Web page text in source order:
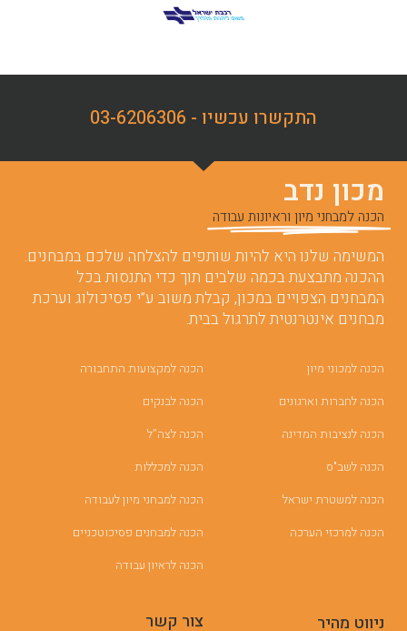
התקשרו עכשיו - 03-6206306
מכון נדב
הכנה למבחני מיון וראיונות עבודה
המשימה שלנו היא להיות שותפים להצלחה שלכם במבחנים.
ההכנה מתבצעת בכמה שלבים תוך כדי התנסות בכל
המבחנים הצפויים במכון, קבלת משוב ע”י פסיכולוג וערכת
מבחנים אינטרנטית לתרגול בבית.
הכנה למכוני מיון
הכנה לחברות וארגונים
הכנה לנציבות המדינה
הכנה לשב"ס
הכנה למשטרת ישראל
הכנה למרכזי הערכה
הכנה למקצועות התחבורה
הכנה לבנקים
הכנה לצה”ל
הכנה למכללות
הכנה למבחני מיון לעבודה
הכנה למבחנים פסיכוטכניים
הכנה לראיון עבודה
ניווט מהיר צור קשר